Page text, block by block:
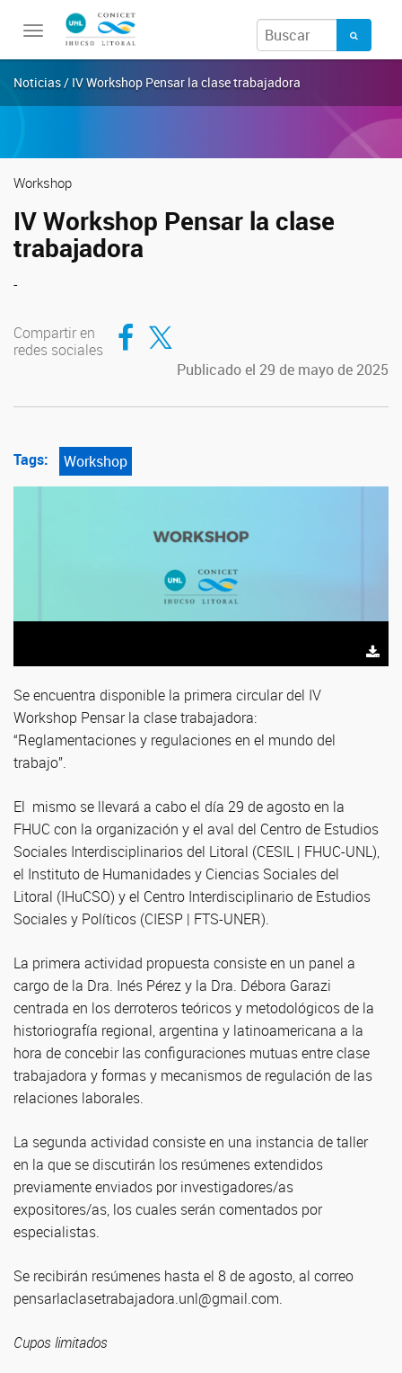
Toggle
Noticias / IV Workshop Pensar la clase trabajadora
Workshop
IV Workshop Pensar la clase
trabajadora
-
Compartir en
redes sociales
Compartir en Facebook
Compartir en Twitter
Publicado el 29 de mayo de 2025
Tags: Workshop
Se encuentra disponible la primera circular del IV
Workshop Pensar la clase trabajadora:
“Reglamentaciones y regulaciones en el mundo del
trabajo”.
El mismo se llevará a cabo el día 29 de agosto en la
FHUC con la organización y el aval del Centro de Estudios
Sociales Interdisciplinarios del Litoral (CESIL | FHUC-UNL),
el Instituto de Humanidades y Ciencias Sociales del
Litoral (IHuCSO) y el Centro Interdisciplinario de Estudios
Sociales y Políticos (CIESP | FTS-UNER).
La primera actividad propuesta consiste en un panel a
cargo de la Dra. Inés Pérez y la Dra. Débora Garazi
centrada en los derroteros teóricos y metodológicos de la
historiografía regional, argentina y latinoamericana a la
hora de concebir las configuraciones mutuas entre clase
trabajadora y formas y mecanismos de regulación de las
relaciones laborales.
La segunda actividad consiste en una instancia de taller
en la que se discutirán los resúmenes extendidos
previamente enviados por investigadores/as
expositores/as, los cuales serán comentados por
especialistas.
Se recibirán resúmenes hasta el 8 de agosto, al correo
pensarlaclasetrabajadora.unl@gmail.com.
Cupos limitados